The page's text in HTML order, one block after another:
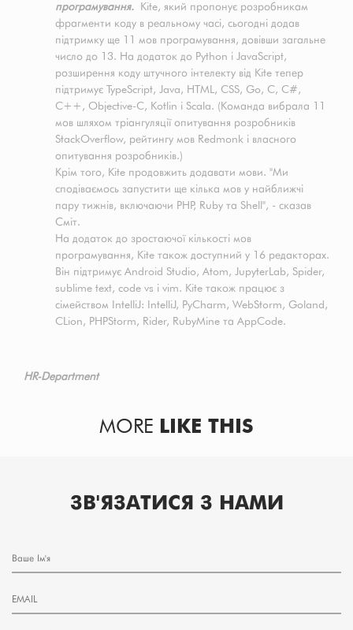
програмування. Kite, який пропонує розробникам
фрагменти коду в реальному часі, сьогодні додав
підтримку ще 11 мов програмування, довівши загальне
число до 13. На додаток до Python і JavaScript,
розширення коду штучного інтелекту від Kite тепер
підтримує TypeScript, Java, HTML, CSS, Go, C, C#,
C++, Objective-C, Kotlin і Scala. (Команда вибрала 11
мов шляхом тріангуляції опитування розробників
StackOverflow, рейтингу мов Redmonk і власного
опитування розробників.)
Крім того, Kite продовжить додавати мови. "Ми
сподіваємось запустити ще кілька мов у найближчі
пару тижнів, включаючи PHP, Ruby та Shell", - сказав
Сміт.
На додаток до зростаючої кількості мов
програмування, Kite також доступний у 16 редакторах.
Він підтримує Android Studio, Atom, JupyterLab, Spider,
sublime text, code vs і vim. Kite також працює з
сімейством IntelliJ: IntelliJ, PyCharm, WebStorm, Goland,
CLion, PHPStorm, Rider, RubyMine та AppCode.
HR-Department
MORE LIKE THIS
ЗВ'ЯЗАТИСЯ З НАМИ